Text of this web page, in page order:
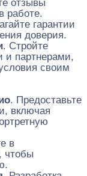
отзывы
работе.
гарантии
доверия.
. Стройте
и партнерами,
своим
. Предоставьте
включая
в
чтобы